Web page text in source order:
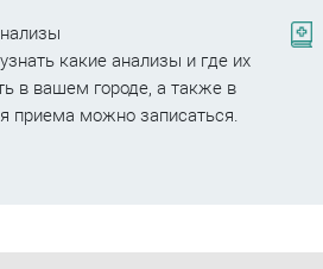
какие анализы и где их
в вашем городе, а также в
приема можно записаться.